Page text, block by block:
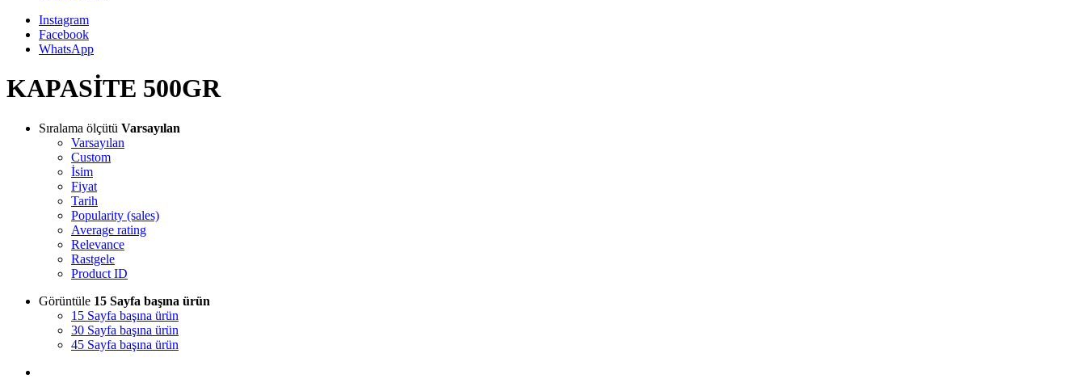
Instagram
Facebook
WhatsApp
KAPASİTE 500GR
Sıralama ölçütü Varsayılan
Varsayılan
Custom
İsim
Fiyat
Tarih
Popularity (sales)
Average rating
Relevance
Rastgele
Product ID
Görüntüle 15 Sayfa başına ürün
15 Sayfa başına ürün
30 Sayfa başına ürün
45 Sayfa başına ürün